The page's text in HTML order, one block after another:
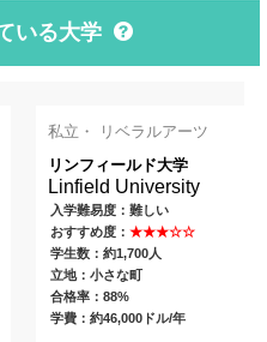
いる大学
私立・ リベラルアーツ
リンフィールド大学
Linfield University
入学難易度：難しい
おすすめ度： ★★★☆☆
学生数：約1,700人
立地：小さな町
合格率：88%
学費：約46,000ドル/年